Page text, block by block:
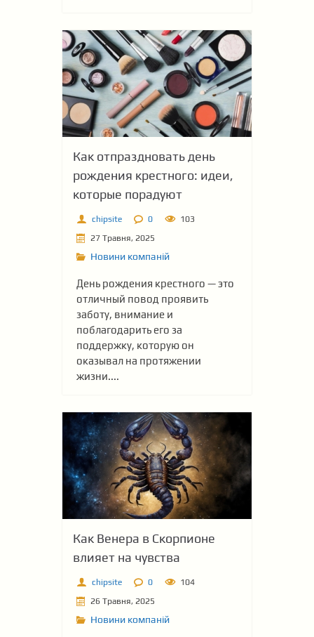
Как отпраздновать день
рождения крестного: идеи,
которые порадуют
chipsite 0
103
27 Травня, 2025
Новини компаній
День рождения крестного — это
отличный повод проявить
заботу, внимание и
поблагодарить его за
поддержку, которую он
оказывал на протяжении
жизни....
Как Венера в Скорпионе
влияет на чувства
chipsite 0
104
26 Травня, 2025
Новини компаній